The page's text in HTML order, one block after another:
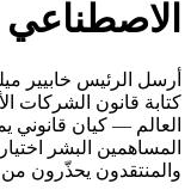
الاصطناعي
أرسل الرئيس خابيير
كتابة قانون الشركات
العالم — كيان قانوني
المساهمين البشر
والمنتقدون يحذّرون من